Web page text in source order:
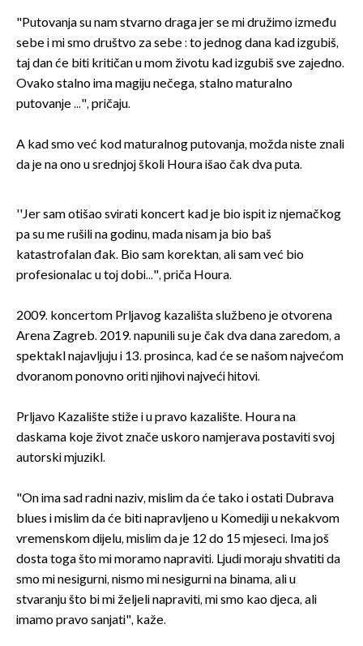
"Putovanja su nam stvarno draga jer se mi družimo između
sebe i mi smo društvo za sebe : to jednog dana kad izgubiš,
taj dan će biti kritičan u mom životu kad izgubiš sve zajedno.
Ovako stalno ima magiju nečega, stalno maturalno
putovanje ...", pričaju.
A kad smo već kod maturalnog putovanja, možda niste znali
da je na ono u srednjoj školi Houra išao čak dva puta.
''Jer sam otišao svirati koncert kad je bio ispit iz njemačkog
pa su me rušili na godinu, mada nisam ja bio baš
katastrofalan đak. Bio sam korektan, ali sam već bio
profesionalac u toj dobi...", priča Houra.
2009. koncertom Prljavog kazališta službeno je otvorena
Arena Zagreb. 2019. napunili su je čak dva dana zaredom, a
spektakl najavljuju i 13. prosinca, kad će se našom najvećom
dvoranom ponovno oriti njihovi najveći hitovi.
Prljavo Kazalište stiže i u pravo kazalište. Houra na
daskama koje život znače uskoro namjerava postaviti svoj
autorski mjuzikl.
"On ima sad radni naziv, mislim da će tako i ostati Dubrava
blues i mislim da će biti napravljeno u Komediji u nekakvom
vremenskom dijelu, mislim da je 12 do 15 mjeseci. Ima još
dosta toga što mi moramo napraviti. Ljudi moraju shvatiti da
smo mi nesigurni, nismo mi nesigurni na binama, ali u
stvaranju što bi mi željeli napraviti, mi smo kao djeca, ali
imamo pravo sanjati", kaže.